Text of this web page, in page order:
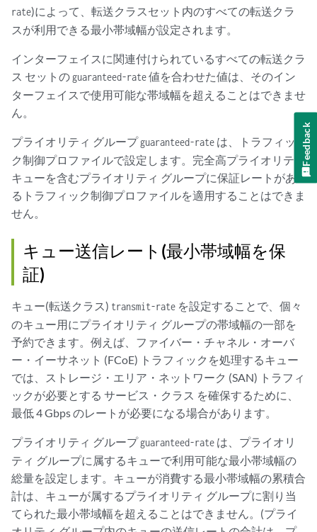
rate)によって、転送クラスセット内のすべての転送クラ
スが利用できる最小帯域幅が設定されます。
インターフェイスに関連付けられているすべての転送クラ
ス セットの guaranteed-rate値を合わせた値は、そのイン
ターフェイスで使用可能な帯域幅を超えることはできませ
ん。
プライオリティ グループguaranteed-rate は、トラフィッ
ク制御プロファイルで設定します。完全高プライオリティ
キューを含むプライオリティ グループに保証レートがあ
るトラフィック制御プロファイルを適用することはできま
せん。
キュー送信レート(最小帯域幅を保
証)
キュー(転送クラス) transmit-rate を設定することで、個々
のキュー用にプライオリティ グループの帯域幅の一部を
予約できます。例えば、ファイバー・チャネル・オーバ
ー・イーサネット (FCoE) トラフィックを処理するキュー
では、ストレージ・エリア・ネットワーク (SAN) トラフィ
ックが必要とする サービス・クラス を確保するために、
最低 4 Gbps のレートが必要になる場合があります。
プライオリティ グループguaranteed-rate は、プライオリ
ティ グループに属するキューで利用可能な最小帯域幅の
総量を設定します。キューが消費する最小帯域幅の累積合
計は、キューが属するプライオリティ グループに割り当
てられた最小帯域幅を超えることはできません。(プライ
Feedback